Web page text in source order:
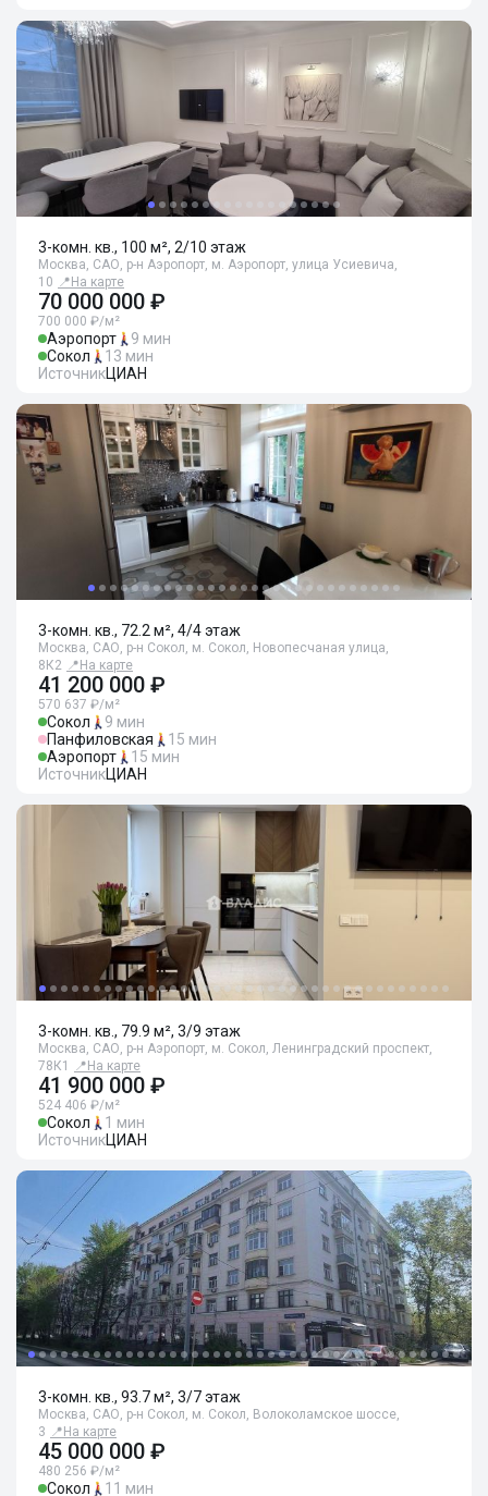
3-комн. кв., 100 м², 2/10 этаж
Москва, САО, р-н Аэропорт, м. Аэропорт, улица Усиевича,
10 📍 На карте
70 000 000 ₽
700 000 ₽/м²
Аэропорт
9 мин
Сокол
13 мин
ИсточникЦИАН
3-комн. кв., 72.2 м², 4/4 этаж
Москва, САО, р-н Сокол, м. Сокол, Новопесчаная улица,
8К2 📍 На карте
41 200 000 ₽
570 637 ₽/м²
Сокол
9 мин
Панфиловская
15 мин
Аэропорт
15 мин
ИсточникЦИАН
3-комн. кв., 79.9 м², 3/9 этаж
Москва, САО, р-н Аэропорт, м. Сокол, Ленинградский проспект,
78К1
📍 На карте
41 900 000 ₽
524 406 ₽/м²
Сокол
1 мин
ИсточникЦИАН
3-комн. кв., 93.7 м², 3/7 этаж
Москва, САО, р-н Сокол, м. Сокол, Волоколамское шоссе,
3 📍 На карте
45 000 000 ₽
480 256 ₽/м²
Сокол 11 мин